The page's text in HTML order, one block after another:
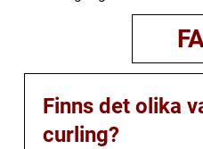
Finns det olika
curling?